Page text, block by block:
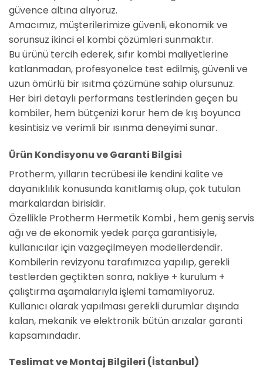
güvence altına alıyoruz.
Amacımız, müşterilerimize güvenli, ekonomik ve
sorunsuz ikinci el kombi çözümleri sunmaktır.
Bu ürünü tercih ederek, sıfır kombi maliyetlerine
katlanmadan, profesyonelce test edilmiş, güvenli ve
uzun ömürlü bir ısıtma çözümüne sahip olursunuz.
Her biri detaylı performans testlerinden geçen bu
kombiler, hem bütçenizi korur hem de kış boyunca
kesintisiz ve verimli bir ısınma deneyimi sunar.
Ürün Kondisyonu ve Garanti Bilgisi
Protherm, yılların tecrübesi ile kendini kalite ve
dayanıklılık konusunda kanıtlamış olup, çok tutulan
markalardan birisidir.
Özellikle Protherm Hermetik Kombi , hem geniş servis
ağı ve de ekonomik yedek parça garantisiyle,
kullanıcılar için vazgeçilmeyen modellerdendir.
Kombilerin revizyonu tarafımızca yapılıp, gerekli
testlerden geçtikten sonra, nakliye + kurulum +
çalıştırma aşamalarıyla işlemi tamamlıyoruz.
Kullanıcı olarak yapılması gerekli durumlar dışında
kalan, mekanik ve elektronik bütün arızalar garanti
kapsamındadır.
Teslimat ve Montaj Bilgileri (İstanbul)